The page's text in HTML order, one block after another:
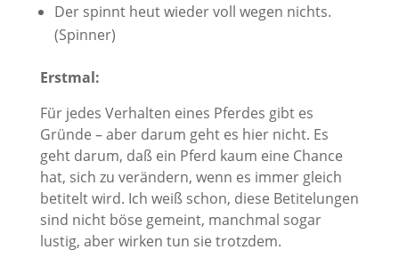
Der spinnt heut wieder voll wegen nichts.
(Spinner)
Erstmal:
Für jedes Verhalten eines Pferdes gibt es
Gründe – aber darum geht es hier nicht. Es
geht darum, daß ein Pferd kaum eine Chance
hat, sich zu verändern, wenn es immer gleich
betitelt wird. Ich weiß schon, diese Betitelungen
sind nicht böse gemeint, manchmal sogar
lustig, aber wirken tun sie trotzdem.